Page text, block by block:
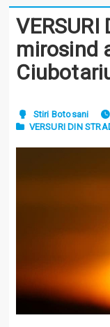
VERSURI
mirosind
Stiri Botosani
VERSURI DIN